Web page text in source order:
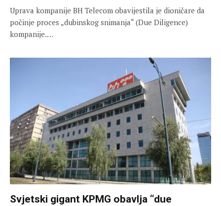
Uprava kompanije BH Telecom obavijestila je dioničare da
počinje proces „dubinskog snimanja“ (Due Diligence)
kompanije.…
Svjetski gigant KPMG obavlja “due